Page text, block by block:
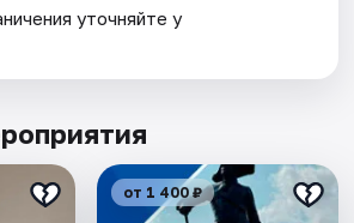
уточняйте у
от 1 400 ₽